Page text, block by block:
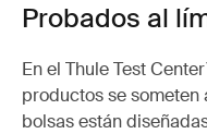
Probados al
En el Thule Test
productos se someten
bolsas están